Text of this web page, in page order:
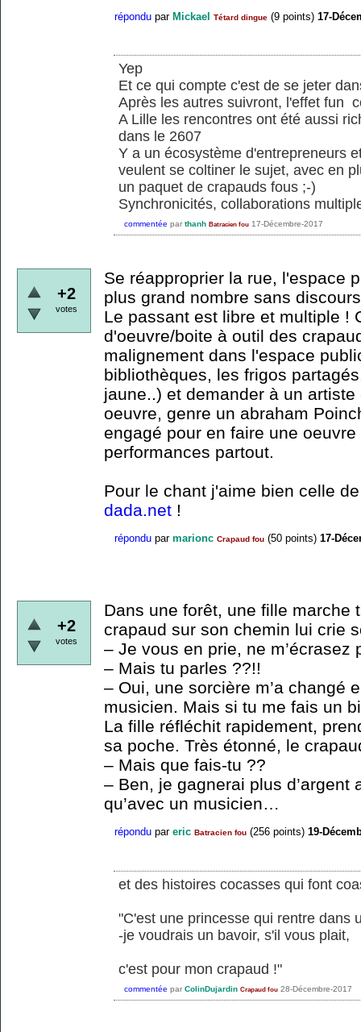
répondu par Mickael Tétard dingue (9 points) 17-
Yep
Et ce qui compte c'est de se jeter
Après les autres suivront, l'effet fun
A Lille les rencontres ont été aussi
dans le 2607
Y a un écosystème d'entrepreneurs
veulent se coltiner le sujet, avec en
un paquet de crapauds fous ;-)
Synchronicités, collaborations
commentée par thanh Batracien fou 17-Décembre-2017
+2
votes
Se réapproprier la rue, l'espace
plus grand nombre sans
Le passant est libre et multiple !
d'oeuvre/boite à outil des
malignement dans l'espace
bibliothèques, les frigos
jaune..) et demander à un
oeuvre, genre un abraham
engagé pour en faire une
performances partout.
Pour le chant j'aime bien celle
dada.net !
répondu par marionc Crapaud fou (50 points) 17-
+2
votes
Dans une forêt, une fille marche
crapaud sur son chemin lui crie
– Je vous en prie, ne m’écrasez
– Mais tu parles ??!!
– Oui, une sorcière m’a changé
musicien. Mais si tu me fais un
La fille réfléchit rapidement,
sa poche. Très étonné, le
– Mais que fais-tu ??
– Ben, je gagnerai plus d’argent
qu’avec un musicien…
répondu par eric Batracien fou (256 points) 19-
et des histoires cocasses qui font
"C'est une princesse qui rentre dans
-je voudrais un bavoir, s'il vous plait,
c'est pour mon crapaud !"
commentée par ColinDujardin Crapaud fou 28-Décembre-2017